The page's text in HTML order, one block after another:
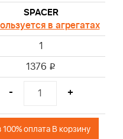
SPACER
в агрегатах
1
1376 i
- +
оплата В корзину